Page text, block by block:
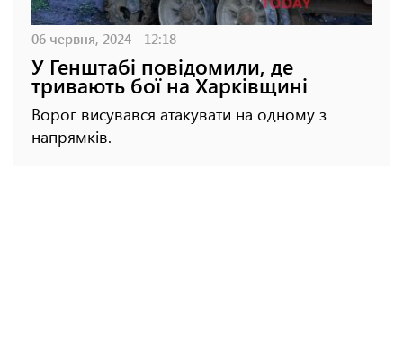
06 червня, 2024 - 12:18
У Генштабі повідомили, де
тривають бої на Харківщині
Ворог висувався атакувати на одному з
напрямків.